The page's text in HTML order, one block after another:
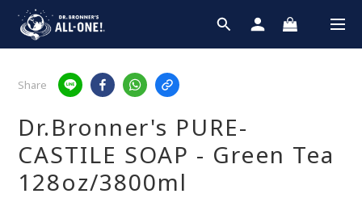
Share
Dr.Bronner's PURE-
CASTILE SOAP - Green Tea
128oz/3800ml